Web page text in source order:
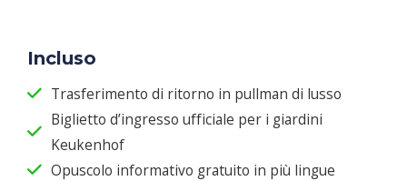
Incluso
Trasferimento di ritorno in pullman di lusso
Biglietto d’ingresso ufficiale per i giardini
Keukenhof
Opuscolo informativo gratuito in più lingue